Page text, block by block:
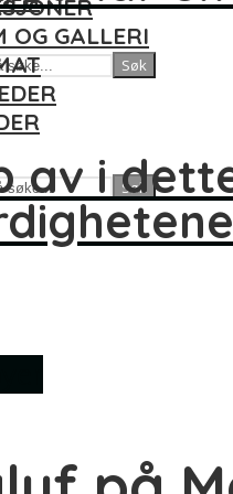
Søk
OG GALLERI
Søk
av i